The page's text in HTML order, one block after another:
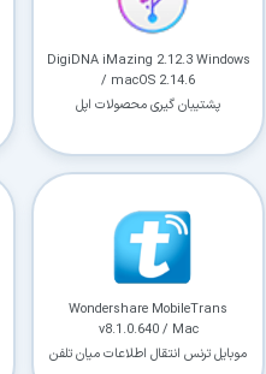
DigiDNA iMazing 2.12.3 Windows
/ macOS 2.14.6
پشتیبان گیری محصولات اپل
Wondershare MobileTrans
v8.1.0.640 / Mac
موبایل ترنس انتقال اطلاعات میان تلفن
ادامه دانلود پس از قطع
آرشیو کامل نسخه‌ها:دسترسی به تمام نسخه‌های
⚡ ارتقا به حساب VIP و دانلود فوری
⭐فقط کمتر از روزی ۱,۰۰۰ تومان (معادل ماهیانه 27,250 تومان در
قبلاً عضو شدم — ورود